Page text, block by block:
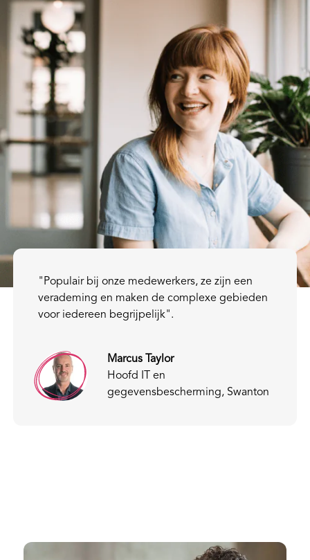
"Populair bij onze medewerkers, ze zijn een
verademing en maken de complexe gebieden
voor iedereen begrijpelijk".
Marcus Taylor
Hoofd IT en
gegevensbescherming, Swanton